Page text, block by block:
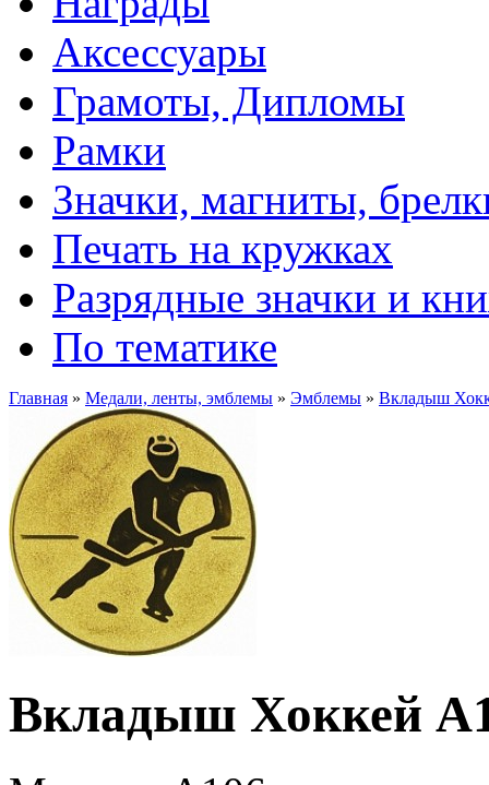
Аксессуары
Грамоты, Дипломы
Рамки
Значки, магниты,
Печать на кружках
Разрядные значки и
По тематике
Главная » Медали, ленты, эмблемы » Эмблемы » Вкладыш
Вкладыш Хоккей